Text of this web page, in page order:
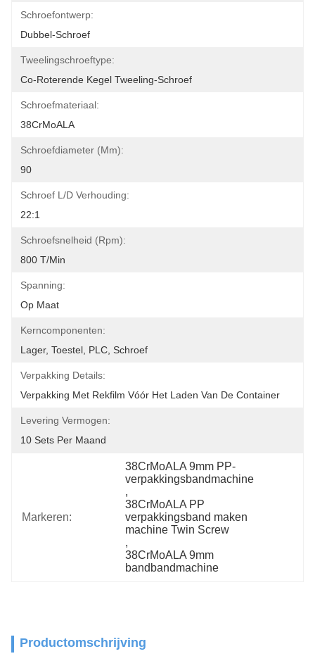
Schroefontwerp:
Dubbel-Schroef
Tweelingschroeftype:
Co-Roterende Kegel Tweeling-Schroef
Schroefmateriaal:
38CrMoALA
Schroefdiameter (mm):
90
Schroef L/D Verhouding:
22:1
Schroefsnelheid (rpm):
800 T/min
Spanning:
Op Maat
Kerncomponenten:
Lager, Toestel, PLC, Schroef
Verpakking Details:
Verpakking Met Rekfilm Vóór Het Laden Van De Container
Levering Vermogen:
10 Sets Per Maand
Markeren:
38CrMoALA 9mm PP-
verpakkingsbandmachine
,
38CrMoALA PP
verpakkingsband maken
machine Twin Screw
,
38CrMoALA 9mm
bandbandmachine
Productomschrijving